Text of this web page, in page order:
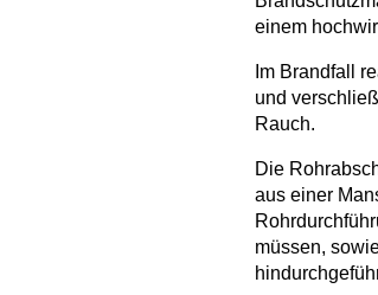
einem
Im Brandfall
und
Rauch.
Die
aus einer
müssen,